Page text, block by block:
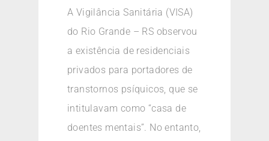
A Vigilância Sanitária (VISA)
do Rio Grande – RS observou
a existência de residenciais
privados para portadores de
transtornos psíquicos, que se
intitulavam como “casa de
doentes mentais”. No entanto,